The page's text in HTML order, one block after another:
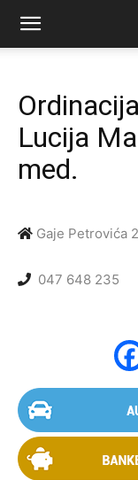
Lucija
med.
Gaje Petrovića
047 648 235